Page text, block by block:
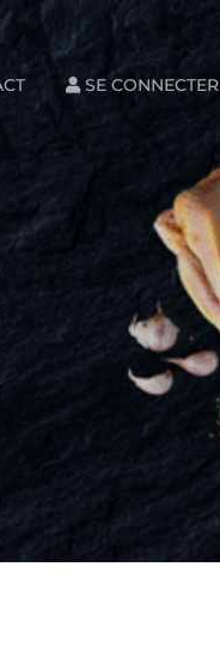
SE CONNECTER